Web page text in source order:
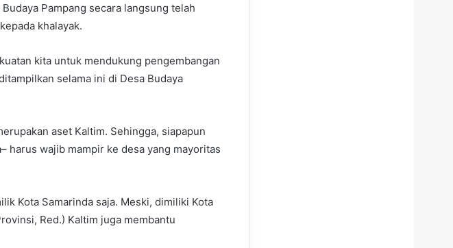
Pampang secara langsung telah
khalayak.
kita untuk mendukung pengembangan
selama ini di Desa Budaya
aset Kaltim. Sehingga, siapapun
harus wajib mampir ke desa yang mayoritas
Kota Samarinda saja. Meski, dimiliki Kota
Red.) Kaltim juga membantu